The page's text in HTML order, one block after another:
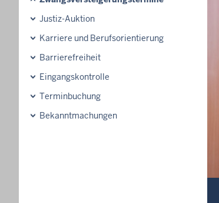
Justiz-Auktion
Karriere und Berufsorientierung
Barrierefreiheit
Eingangskontrolle
Terminbuchung
Bekanntmachungen